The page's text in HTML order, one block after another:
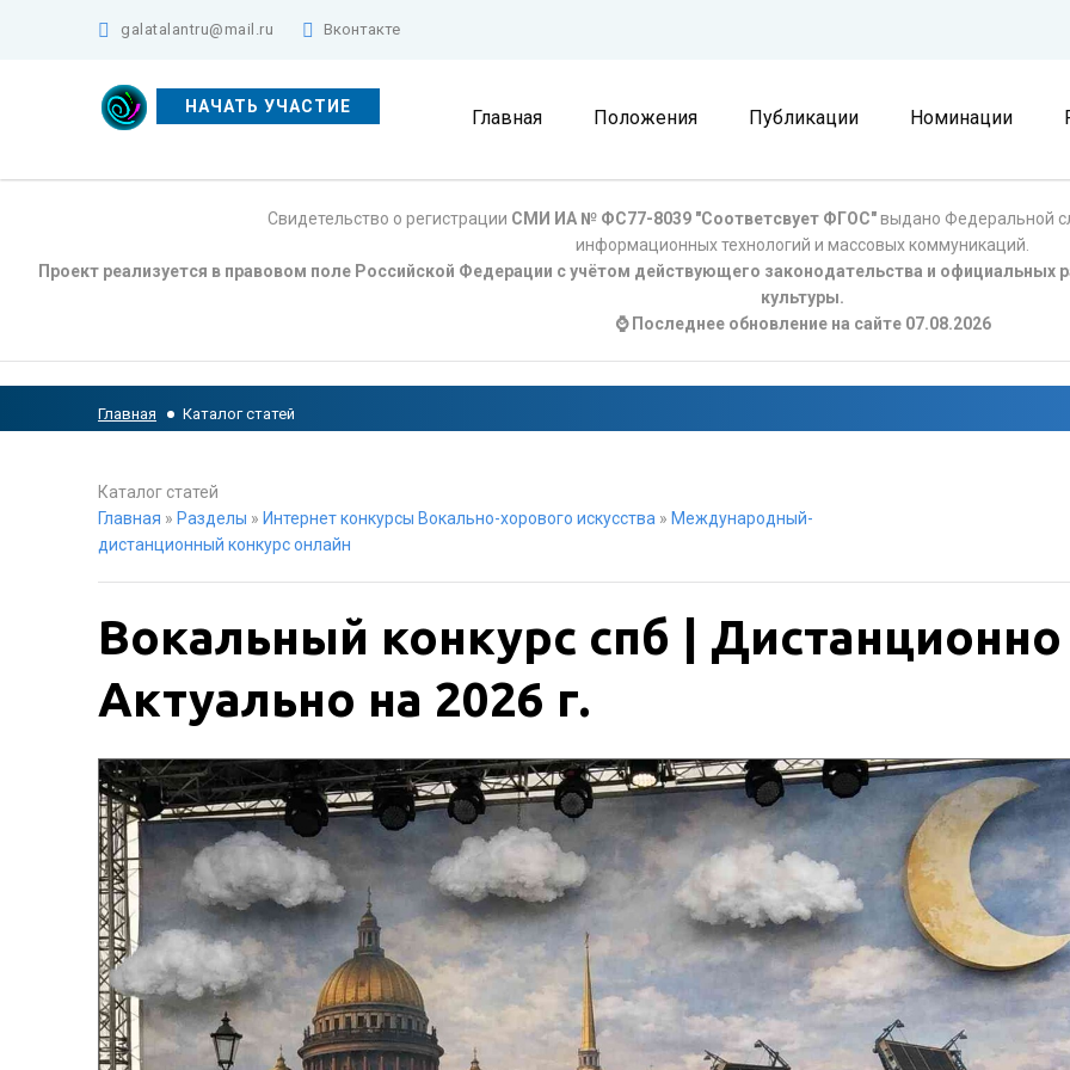
galatalantru@mail.ru Вконтакте
НАЧАТЬ УЧАСТИЕ
Главная Положения Публикации Номинации
Свидетельство о регистрации СМИ ИА № ФС77-8039 "Соответсвует ФГОС"выдано Федеральной
информационных технологий и массовых коммуникаций.
Проект реализуется в правовом поле Российской Федерации с учётом действующего законодательства и официальных
культуры.
⌚ Последнее обновление на сайте 07.08.2026
Главная Каталог статей
Каталог статей
Главная » Разделы » Интернет конкурсы Вокально-хорового искусства » Международный-
дистанционный конкурс онлайн
Вокальный конкурс спб |
Актуально на 2026 г.